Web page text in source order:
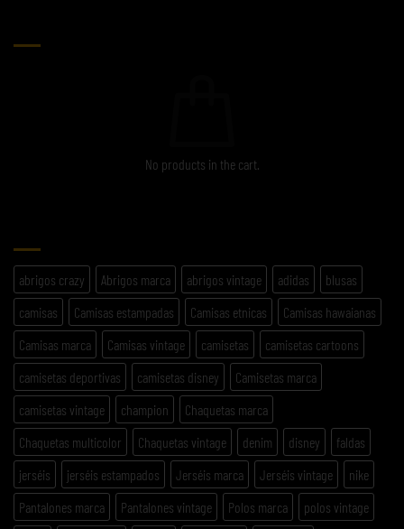
No products in the cart.
abrigos crazy Abrigos marca abrigos vintage adidas
blusas
camisas
Camisas estampadas Camisas etnicas
Camisas hawaianas
Camisas marca
Camisas vintage camisetas
camisetas cartoons
camisetas deportivas
camisetas disney
Camisetas marca
camisetas vintage
champion
Chaquetas marca
Chaquetas multicolor
Chaquetas vintage denim disney
faldas
jerséis
jerséis estampados Jerséis marca Jerséis vintage
nike
Pantalones marca
Pantalones vintage Polos marca
polos vintage